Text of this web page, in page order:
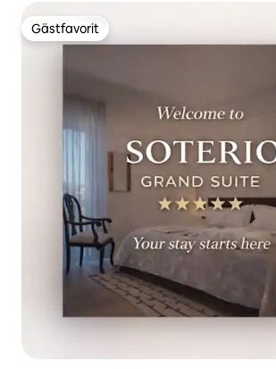
Gästfavorit
Gästfavorit